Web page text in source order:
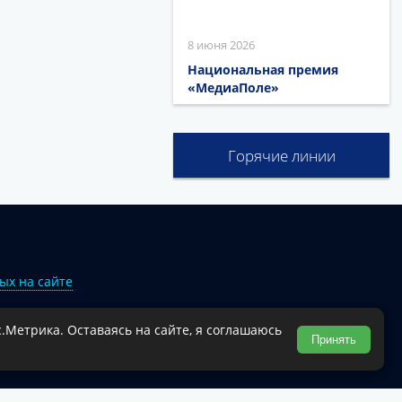
8 июня 2026
Национальная премия
«МедиаПоле»
Горячие линии
на сайте
муниципального округа.
Оставаясь на сайте, я соглашаюсь
Принять